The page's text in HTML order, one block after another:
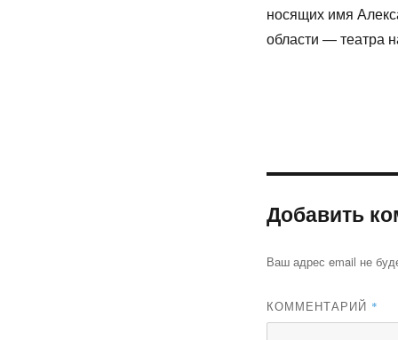
носящих имя
области — театра
Добавить
Ваш адрес email не
КОММЕНТАРИЙ *